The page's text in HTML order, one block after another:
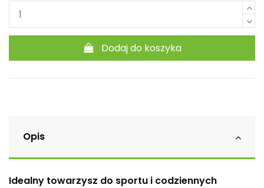
Dodaj do koszyka
Opis
Idealny towarzysz do sportu i codziennych